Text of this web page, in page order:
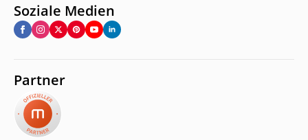
Soziale Medien
Partner